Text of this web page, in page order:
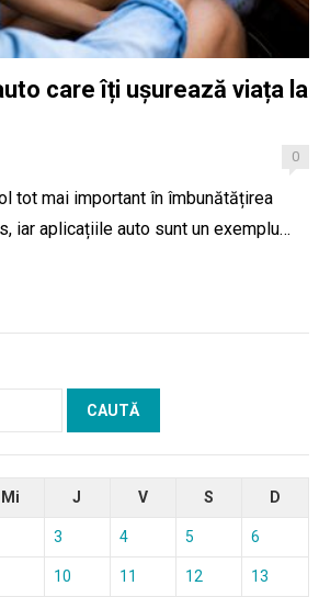
care îți ușurează viața la
0
tot mai important în îmbunătățirea
iar aplicațiile auto sunt un exemplu…
Mi J V S D
3 4 5 6
10 11 12 13